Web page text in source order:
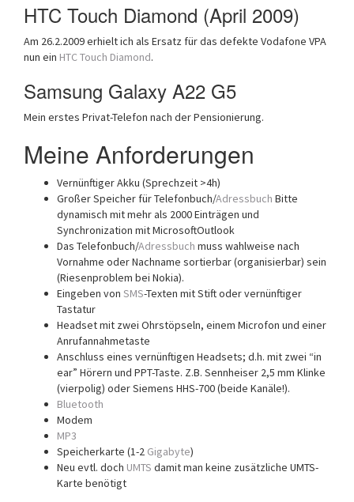
HTC Touch Diamond (April 2009)
Am 26.2.2009 erhielt ich als Ersatz für das defekte Vodafone VPA
nun ein HTC Touch Diamond.
Samsung Galaxy A22 G5
Mein erstes Privat-Telefon nach der Pensionierung.
Meine Anforderungen
Vernünftiger Akku (Sprechzeit >4h)
Großer Speicher für Telefonbuch/Adressbuch Bitte
dynamisch mit mehr als 2000 Einträgen und
Synchronization mit MicrosoftOutlook
Das Telefonbuch/Adressbuch muss wahlweise nach
Vornahme oder Nachname sortierbar (organisierbar) sein
(Riesenproblem bei Nokia).
Eingeben von SMS-Texten mit Stift oder vernünftiger
Tastatur
Headset mit zwei Ohrstöpseln, einem Microfon und einer
Anrufannahmetaste
Anschluss eines vernünftigen Headsets; d.h. mit zwei “in
ear” Hörern und PPT-Taste. Z.B. Sennheiser 2,5 mm Klinke
(vierpolig) oder Siemens HHS-700 (beide Kanäle!).
Bluetooth
Modem
MP3
Speicherkarte (1-2 Gigabyte)
Neu evtl. doch UMTS damit man keine zusätzliche UMTS-
Karte benötigt